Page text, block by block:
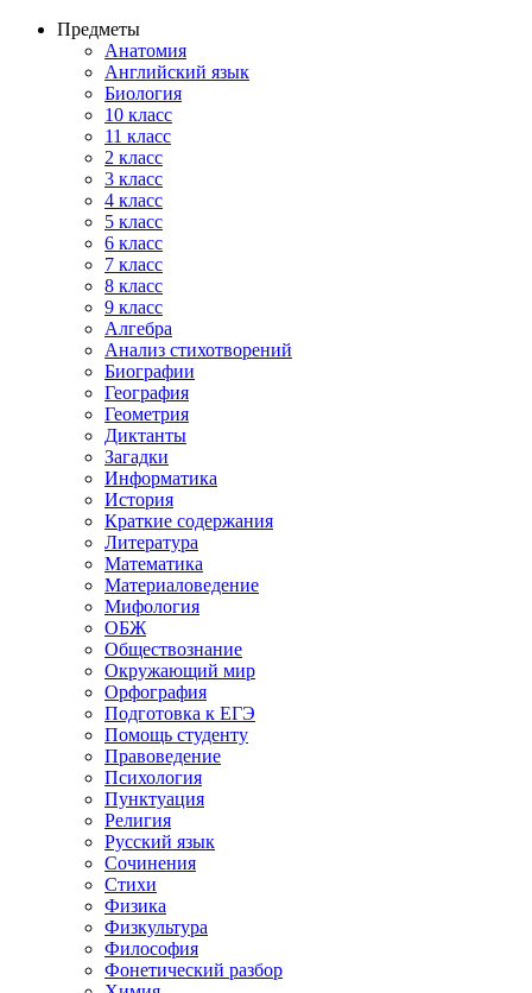
Предметы
Анатомия
Английский язык
Биология
10 класс
11 класс
2 класс
3 класс
4 класс
5 класс
6 класс
7 класс
8 класс
9 класс
Алгебра
Анализ стихотворений
Биографии
География
Геометрия
Диктанты
Загадки
Информатика
История
Краткие содержания
Литература
Математика
Материаловедение
Мифология
ОБЖ
Обществознание
Окружающий мир
Орфография
Подготовка к ЕГЭ
Помощь студенту
Правоведение
Психология
Пунктуация
Религия
Русский язык
Сочинения
Стихи
Физика
Физкультура
Философия
Фонетический разбор